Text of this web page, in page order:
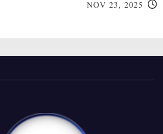
NOV 23, 2025